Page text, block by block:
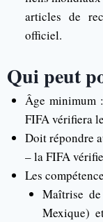
articles de
officiel.
Qui peut
Âge minimum
FIFA vérifiera
Doit répondre
– la FIFA
Les
Maîtrise
Mexique)